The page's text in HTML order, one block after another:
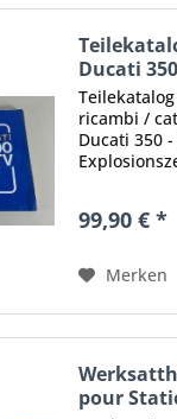
Ducati
ricambi /
Ducati 350
Angaben
99,90 € *
Merken
pour